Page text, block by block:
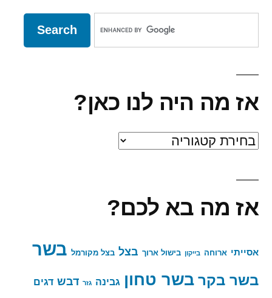
אז מה היה לנו כאן?
אז
לנו
אז מה בא לכם?
אסייתי ארוחה בייקון בישול ארוך בצל בצל מקורמל בשר
בשר בקר בשר טחון גבינה גזר דבש דגים